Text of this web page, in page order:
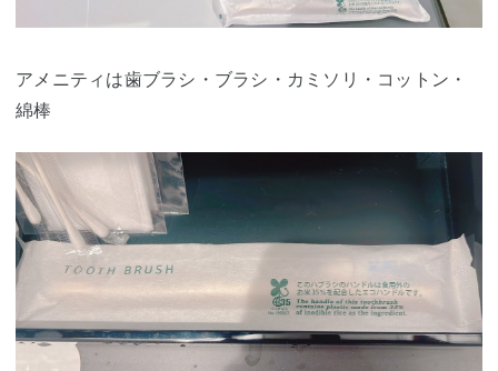
アメニティは歯ブラシ・ブラシ・カミソリ・コットン・
綿棒